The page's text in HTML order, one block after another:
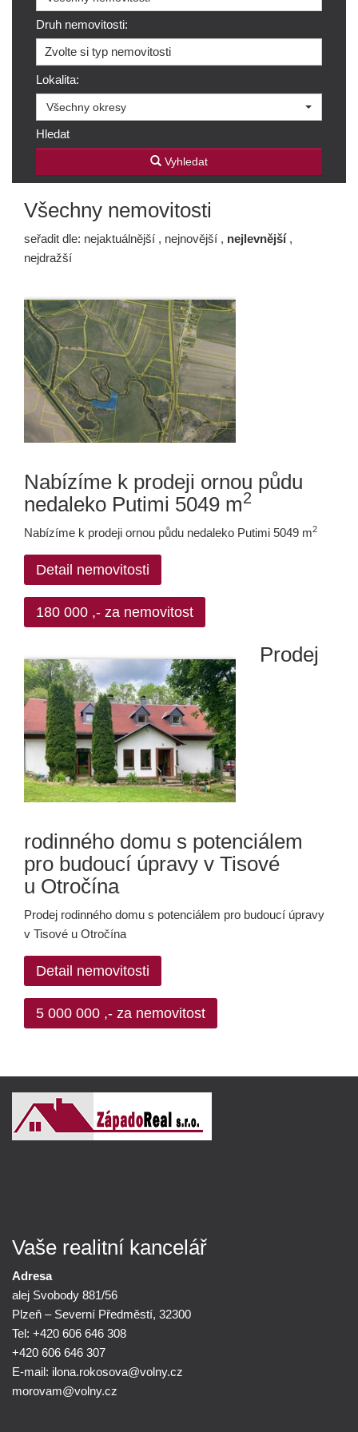
Druh nemovitosti:
Zvolte si typ nemovitosti
Lokalita:
Všechny okresy
Hledat
Vyhledat
Všechny nemovitosti
seřadit dle: nejaktuálnější , nejnovější , nejlevnější ,
nejdražší
Nabízíme k prodeji ornou půdu
nedaleko Putimi 5049 m2
Nabízíme k prodeji ornou půdu nedaleko Putimi 5049 m2
Detail nemovitosti
180 000 ,- za nemovitost
Prodej
rodinného domu s potenciálem
pro budoucí úpravy v Tisové
u Otročína
Prodej rodinného domu s potenciálem pro budoucí úpravy
v Tisové u Otročína
Detail nemovitosti
5 000 000 ,- za nemovitost
Vaše realitní kancelář
Adresa
alej Svobody 881/56
Plzeň – Severní Předměstí, 32300
Tel: +420 606 646 308
+420 606 646 307
E-mail: ilona.rokosova@volny.cz
morovam@volny.cz